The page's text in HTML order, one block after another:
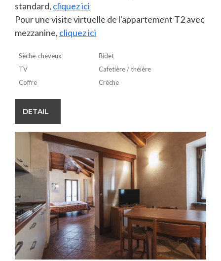
standard, cliquez ici
Pour une visite virtuelle de l'appartement T2 avec
mezzanine, cliquez ici
Sèche-cheveux
TV
Coffre
Bidet
Cafetière / théière
Crèche
DETAIL